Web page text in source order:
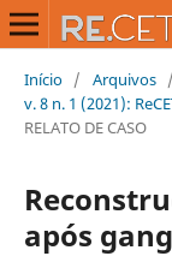
Início / Arquivos /
v. 8 n. 1 (2021):
RELATO DE CASO
após